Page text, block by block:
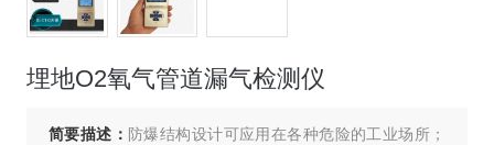
埋地O2氧气管道漏气检测仪
简要描述： 防爆结构设计可应用在各种危险的工业场所；